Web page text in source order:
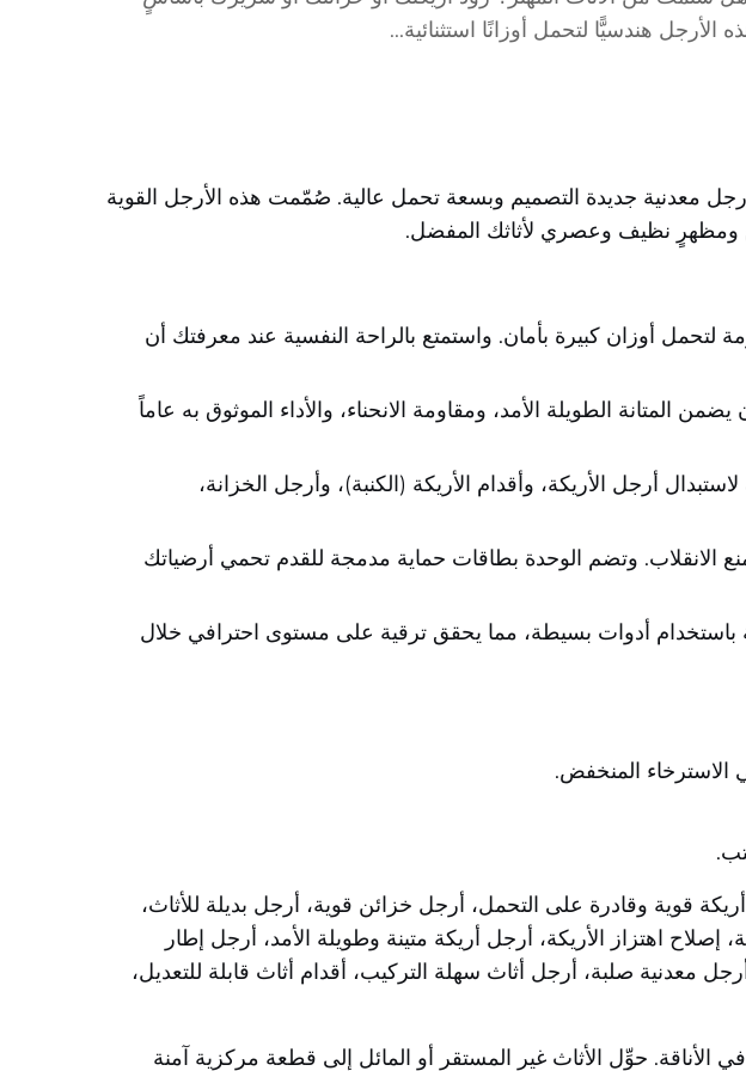
هندسيًّا لتحمل أوزانًا استثنائية...
معدنية جديدة التصميم وبسعة تحمل عالية. صُمّمت هذه الأرجل القوية
ومظهرٍ نظيف وعصري لأثاثك المفضل.
أوزان كبيرة بأمان. واستمتع بالراحة النفسية عند معرفتك أن
المتانة الطويلة الأمد، ومقاومة الانحناء، والأداء الموثوق به عاماً
أرجل الأريكة، وأقدام الأريكة (الكنبة)، وأرجل الخزانة،
الانقلاب. وتضم الوحدة بطاقات حماية مدمجة للقدم تحمي أرضياتك
باستخدام أدوات بسيطة، مما يحقق ترقية على مستوى احترافي خلال
الاسترخاء المنخفض.
قوية وقادرة على التحمل، أرجل خزائن قوية، أرجل بديلة للأثاث،
اهتزاز الأريكة، أرجل أريكة متينة وطويلة الأمد، أرجل إطار
معدنية صلبة، أرجل أثاث سهلة التركيب، أقدام أثاث قابلة للتعديل،
حوِّل الأثاث غير المستقر أو المائل إلى قطعة مركزية آمنة